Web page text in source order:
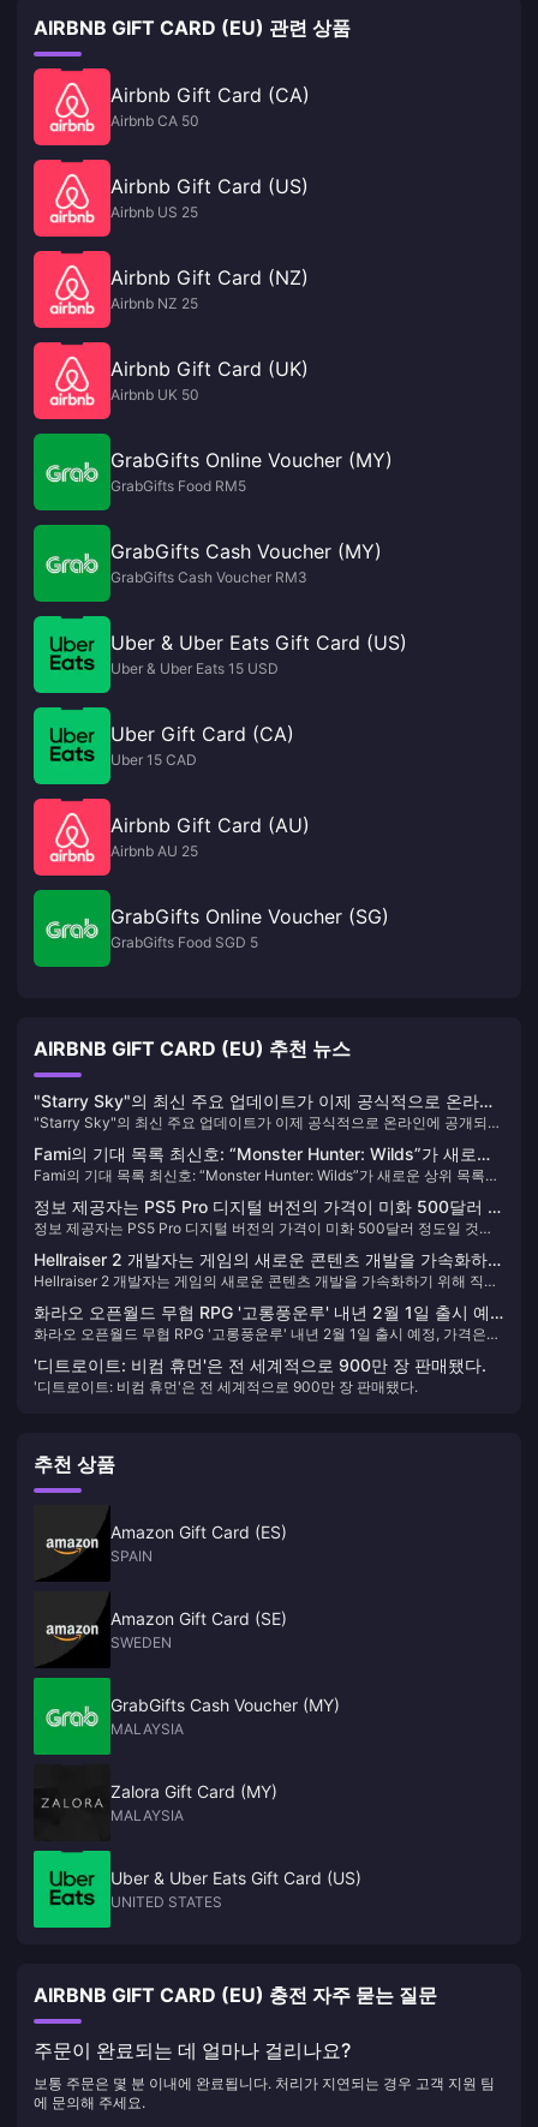
AIRBNB GIFT CARD (EU) 관련 상품
Airbnb Gift Card (CA)
Airbnb CA 50
Airbnb Gift Card (US)
Airbnb US 25
Airbnb Gift Card (NZ)
Airbnb NZ 25
Airbnb Gift Card (UK)
Airbnb UK 50
GrabGifts Online Voucher (MY)
GrabGifts Food RM5
GrabGifts Cash Voucher (MY)
GrabGifts Cash Voucher RM3
Uber & Uber Eats Gift Card (US)
Uber & Uber Eats 15 USD
Uber Gift Card (CA)
Uber 15 CAD
Airbnb Gift Card (AU)
Airbnb AU 25
GrabGifts Online Voucher (SG)
GrabGifts Food SGD 5
AIRBNB GIFT CARD (EU) 추천 뉴스
"Starry Sky"의 최신 주요 업데이트가 이제 공식적으로 온라인
에 공개되었습니다.
"Starry Sky"의 최신 주요 업데이트가 이제 공식적으로 온라인에 공개되었
Fami의 기대 목록 최신호: “Monster Hunter: Wilds”가 새로운
상위 목록에 올랐습니다.
Fami의 기대 목록 최신호: “Monster Hunter: Wilds”가 새로운 상위 목록에
정보 제공자는 PS5 Pro 디지털 버전의 가격이 미화 500달러 정
도일 것이라고 추측합니다.
정보 제공자는 PS5 Pro 디지털 버전의 가격이 미화 500달러 정도일 것이
Hellraiser 2 개발자는 게임의 새로운 콘텐츠 개발을 가속화하기
위해 직원을 늘릴 예정입니다.
Hellraiser 2 개발자는 게임의 새로운 콘텐츠 개발을 가속화하기 위해 직원
화라오 오픈월드 무협 RPG '고롱풍운루' 내년 2월 1일 출시 예
정, 가격은 108위안
화라오 오픈월드 무협 RPG '고롱풍운루' 내년 2월 1일 출시 예정, 가격은
'디트로이트: 비컴 휴먼'은 전 세계적으로 900만 장 판매됐다.
'디트로이트: 비컴 휴먼'은 전 세계적으로 900만 장 판매됐다.
추천 상품
Amazon Gift Card (ES)
SPAIN
Amazon Gift Card (SE)
SWEDEN
GrabGifts Cash Voucher (MY)
MALAYSIA
Zalora Gift Card (MY)
MALAYSIA
Uber & Uber Eats Gift Card (US)
UNITED STATES
AIRBNB GIFT CARD (EU) 충전 자주 묻는 질문
주문이 완료되는 데 얼마나 걸리나요?
보통 주문은 몇 분 이내에 완료됩니다. 처리가 지연되는 경우 고객 지원 팀
에 문의해 주세요.